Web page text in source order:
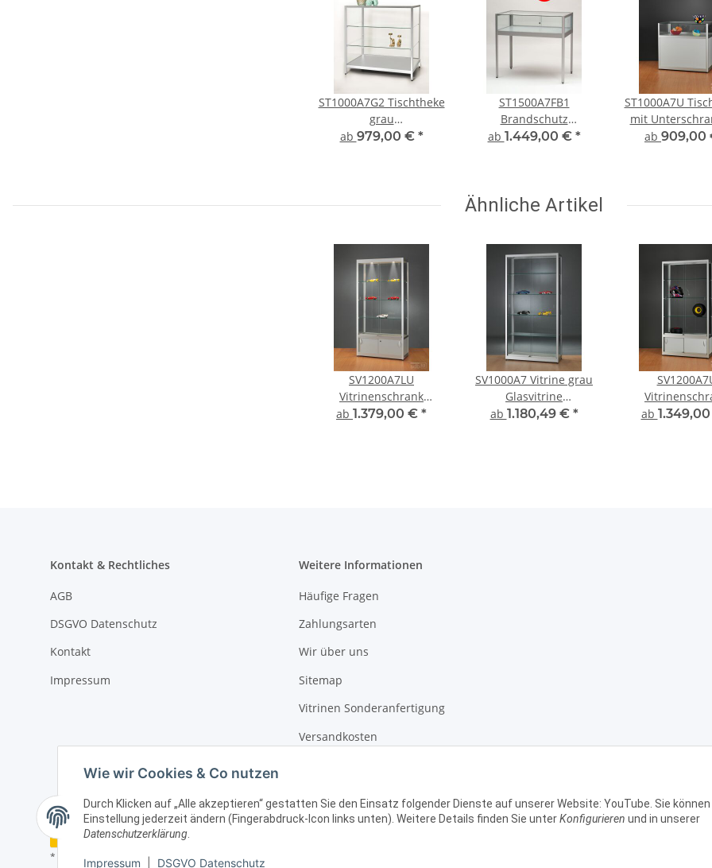
Wie wir Cookies & Co nutzen
Durch Klicken auf „Alle akzeptieren“ gestatten Sie den Einsatz folgender Dienste auf unserer Website: YouTube. Sie können
Einstellung jederzeit ändern (Fingerabdruck-Icon links unten). Weitere Details finden Sie unterKonfigurieren und in unserer
Datenschutzerklärung.
Impressum DSGVO Datenschutz
ST1000A7G2 Tischtheke
grau
Ausstellungsvitrine
ab 979,00 € *
ST1500A7FB1
Brandschutz
Tischvitrine
ab 1.449,00 € *
ST1000A7U
mit
Silber
ab 909,00
Ähnliche Artikel
SV1200A7LU
Vitrinenschrank
Glasvitrine Vitrine mit
ab 1.379,00 € *
SV1000A7 Vitrine grau
Glasvitrine
Ausstellungsvitrine
ab 1.180,49 € *
Glasvitrine
ab
Kontakt & Rechtliches
AGB
DSGVO Datenschutz
Kontakt
Impressum
Weitere Informationen
Häufige Fragen
Zahlungsarten
Wir über uns
Sitemap
Vitrinen Sonderanfertigung
Versandkosten
Vertrag widerrufen
* Alle Preise zzgl. gesetzlicher USt., zzgl. Versand